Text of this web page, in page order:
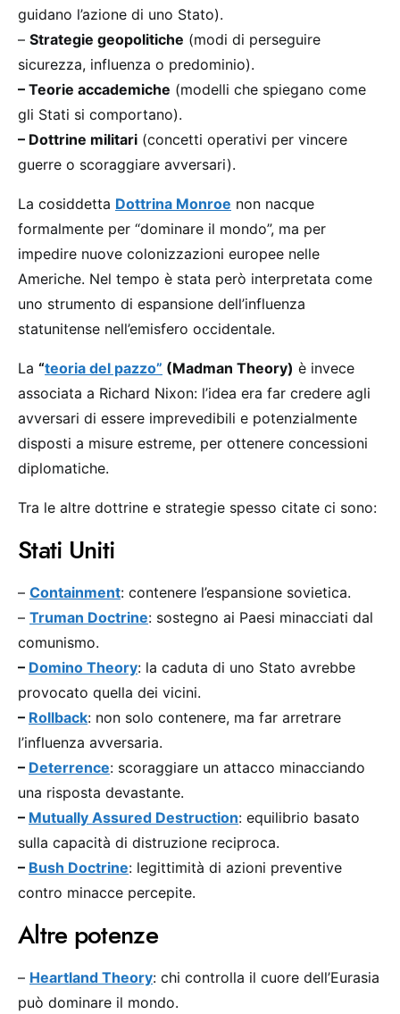
guidano l’azione di uno Stato).
– Strategie geopolitiche (modi di perseguire
sicurezza, influenza o predominio).
– Teorie accademiche (modelli che spiegano come
gli Stati si comportano).
– Dottrine militari (concetti operativi per vincere
guerre o scoraggiare avversari).
La cosiddetta Dottrina Monroe non nacque
formalmente per “dominare il mondo”, ma per
impedire nuove colonizzazioni europee nelle
Americhe. Nel tempo è stata però interpretata come
uno strumento di espansione dell’influenza
statunitense nell’emisfero occidentale.
La “teoria del pazzo” (Madman Theory) è invece
associata a Richard Nixon: l’idea era far credere agli
avversari di essere imprevedibili e potenzialmente
disposti a misure estreme, per ottenere concessioni
diplomatiche.
Tra le altre dottrine e strategie spesso citate ci sono:
Stati Uniti
– Containment: contenere l’espansione sovietica.
– Truman Doctrine: sostegno ai Paesi minacciati dal
comunismo.
– Domino Theory: la caduta di uno Stato avrebbe
provocato quella dei vicini.
– Rollback: non solo contenere, ma far arretrare
l’influenza avversaria.
– Deterrence: scoraggiare un attacco minacciando
una risposta devastante.
– Mutually Assured Destruction: equilibrio basato
sulla capacità di distruzione reciproca.
– Bush Doctrine: legittimità di azioni preventive
contro minacce percepite.
Altre potenze
– Heartland Theory: chi controlla il cuore dell’Eurasia
può dominare il mondo.